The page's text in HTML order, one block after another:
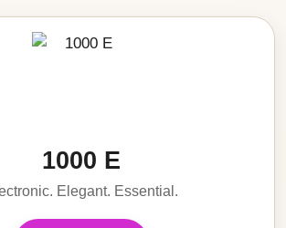
1000 E
Elegant. Essential.